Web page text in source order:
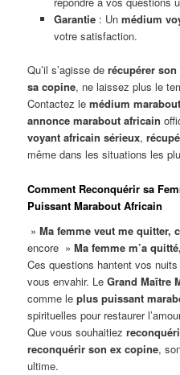
Garantie: Un médium
votre satisfaction.
Qu’il s’agisse derécupérer son
sa copine, ne laissez plus le
Contactez lemédium
annonce marabout africain
voyant africain sérieux,
même dans les situations les
Comment Reconquérir sa
Puissant Marabout Africain
»Ma femme veut me quitter,
encore »Ma femme m’a
Ces questions hantent vos
vous envahir. LeGrand Maître
comme leplus puissant
spirituelles pour restaurer
Que vous souhaitiez
reconquérir son ex copine,
ultime.